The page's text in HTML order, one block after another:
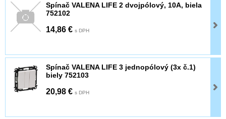
Spínač VALENA LIFE 2 dvojpólový, 10A, biela
752102
14,86 € s DPH
Spínač VALENA LIFE 3 jednopólový (3x č.1)
biely 752103
20,98 € s DPH